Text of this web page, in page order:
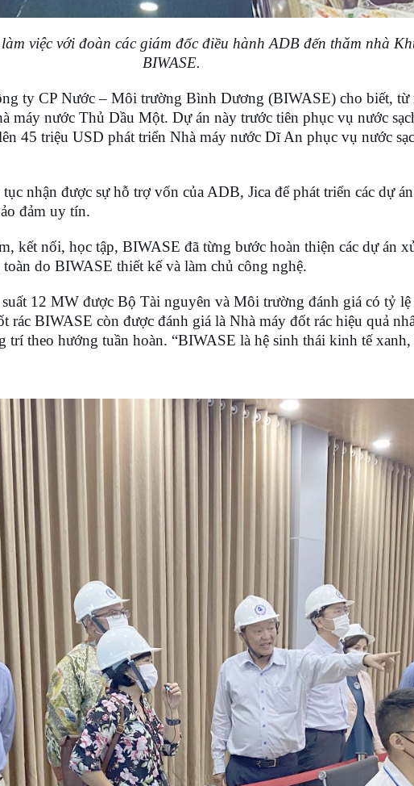
việc với đoàn các giám đốc điều hành ADB đến thăm nhà
BIWASE.
ty CP Nước – Môi trường Bình Dương (BIWASE) cho biết, từ
nước Thủ Dầu Một. Dự án này trước tiên phục vụ nước
45 triệu USD phát triển Nhà máy nước Dĩ An phục vụ nước
nhận được sự hỗ trợ vốn của ADB, Jica để phát triển các dự
đảm uy tín.
kết nối, học tập, BIWASE đã từng bước hoàn thiện các dự án
do BIWASE thiết kế và làm chủ công nghệ.
12 MW được Bộ Tài nguyên và Môi trường đánh giá có tỷ
rác BIWASE còn được đánh giá là Nhà máy đốt rác hiệu quả
theo hướng tuần hoàn. “BIWASE là hệ sinh thái kinh tế